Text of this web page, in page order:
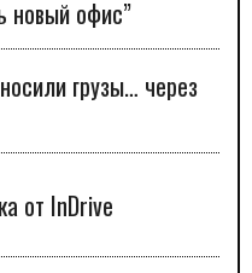
новый офис”
грузы… через
от InDrive